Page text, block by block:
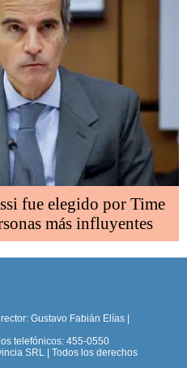
fue elegido por Time
más influyentes
Gustavo Fabián Elías |
telefónicos: 455-0550
SRL | Todos los derechos